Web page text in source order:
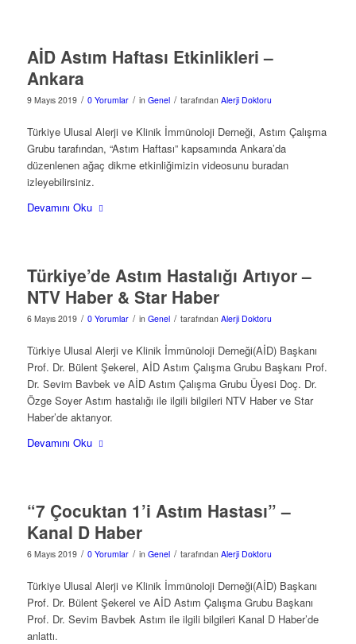
AİD Astım Haftası Etkinlikleri –
Ankara
9 Mayıs 2019 / 0 Yorumlar / in Genel / tarafından Alerji Doktoru
Türkiye Ulusal Alerji ve Klinik İmmünoloji Derneği, Astım Çalışma
Grubu tarafından, “Astım Haftası” kapsamında Ankara’da
düzenlenen ağaç dikme etkinliğimizin videosunu buradan
izleyebilirsiniz.
Devamını Oku
Türkiye’de Astım Hastalığı Artıyor –
NTV Haber & Star Haber
6 Mayıs 2019 / 0 Yorumlar / in Genel / tarafından Alerji Doktoru
Türkiye Ulusal Alerji ve Klinik İmmünoloji Derneği(AİD) Başkanı
Prof. Dr. Bülent Şekerel, AİD Astım Çalışma Grubu Başkanı Prof.
Dr. Sevim Bavbek ve AİD Astım Çalışma Grubu Üyesi Doç. Dr.
Özge Soyer Astım hastalığı ile ilgili bilgileri NTV Haber ve Star
Haber’de aktarıyor.
Devamını Oku
“7 Çocuktan 1’i Astım Hastası” –
Kanal D Haber
6 Mayıs 2019 / 0 Yorumlar / in Genel / tarafından Alerji Doktoru
Türkiye Ulusal Alerji ve Klinik İmmünoloji Derneği(AİD) Başkanı
Prof. Dr. Bülent Şekerel ve AİD Astım Çalışma Grubu Başkanı
Prof. Dr. Sevim Bavbek Astım ile ilgili bilgileri Kanal D Haber’de
anlattı.